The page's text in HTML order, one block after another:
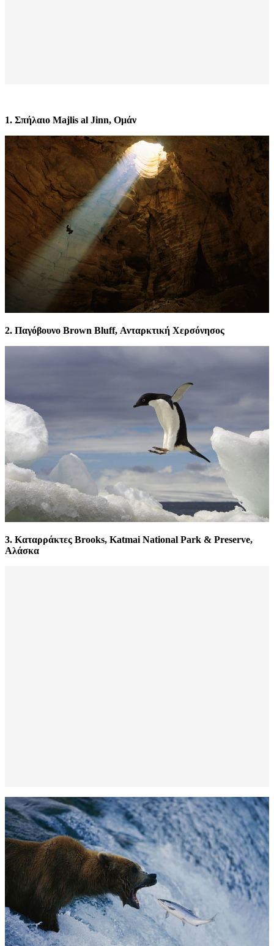
1. Σπήλαιο Majlis al Jinn, Ομάν
2. Παγόβουνο Brown Bluff, Ανταρκτική Χερσόνησος
3. Καταρράκτες Brooks, Katmai National Park & Preserve,
Αλάσκα